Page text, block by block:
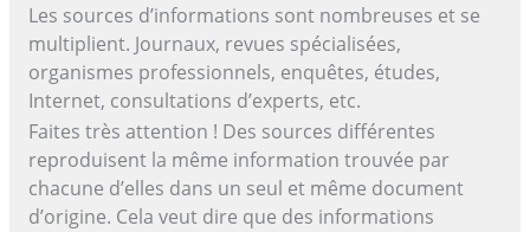
Les sources d’informations sont nombreuses et se
multiplient. Journaux, revues spécialisées,
organismes professionnels, enquêtes, études,
Internet, consultations d’experts, etc.
Faites très attention ! Des sources différentes
reproduisent la même information trouvée par
chacune d’elles dans un seul et même document
d’origine. Cela veut dire que des informations